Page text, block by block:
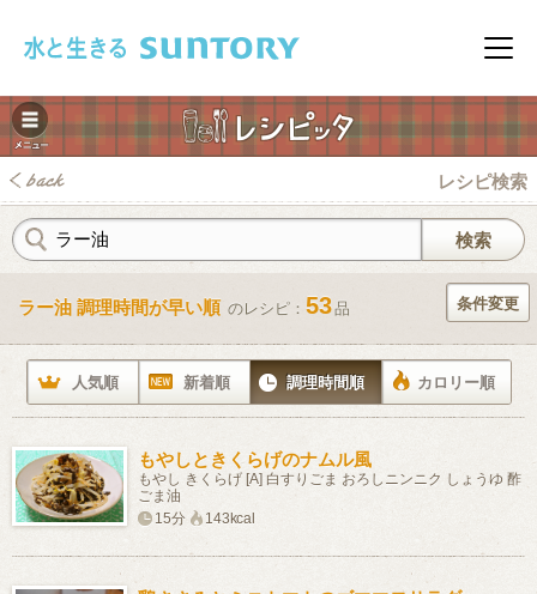
メニ
レシピ検索
ラー油 調理時間が早い順 のレシピ： 53品 条件変更
人気順 新着順 調理時間順 カロリー順
もやしときくらげのナムル風
もやし きくらげ [A] 白すりごま おろしニンニク しょうゆ 酢
ごま油
15分
143kcal